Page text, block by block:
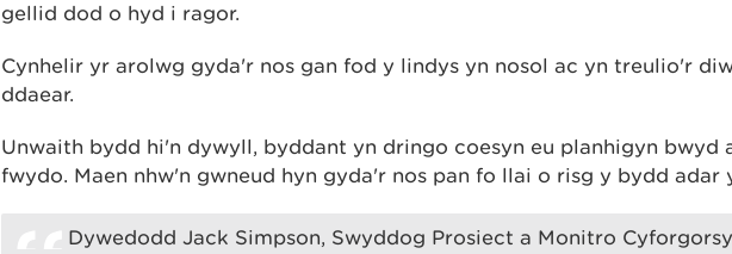
gellid dod o hyd i ragor.
Cynhelir yr arolwg gyda'r nos gan fod y lindys yn nosol ac yn treulio'r
ddaear.
Unwaith bydd hi'n dywyll, byddant yn dringo coesyn eu planhigyn bwyd
fwydo. Maen nhw'n gwneud hyn gyda'r nos pan fo llai o risg y bydd adar
Dywedodd Jack Simpson, Swyddog Prosiect a Monitro